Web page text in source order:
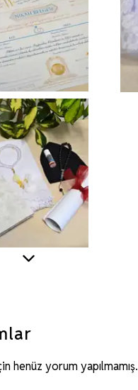
henüz yorum yapılmamış.